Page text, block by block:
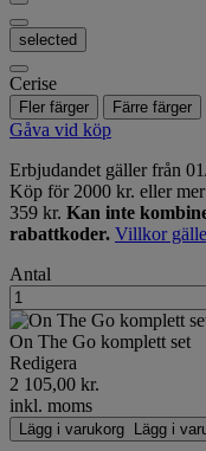
selected
Cerise
Fler färger Färre färger
Gåva vid köp
Erbjudandet gäller från
Köp för 2000 kr. eller
359 kr. Kan inte
rabattkoder. Villkor
Antal
On The Go komplett set
Redigera
2 105,00 kr.
inkl. moms
Lägg i varukorg Lägg i